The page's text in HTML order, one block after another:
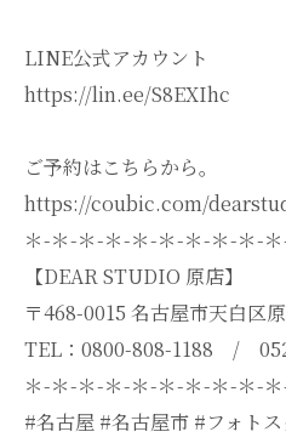
LINE公式アカウント
https://lin.ee/S8EXIhc
ご予約はこちらから。
https://coubic.com/
＊-＊-＊-＊-＊-＊-＊-＊-＊-
【DEAR STUDIO 原店】
〒468-0015 名古屋市天白区
TEL：0800-808-1188 /
＊-＊-＊-＊-＊-＊-＊-＊-＊-
#名古屋 #名古屋市 #フォト